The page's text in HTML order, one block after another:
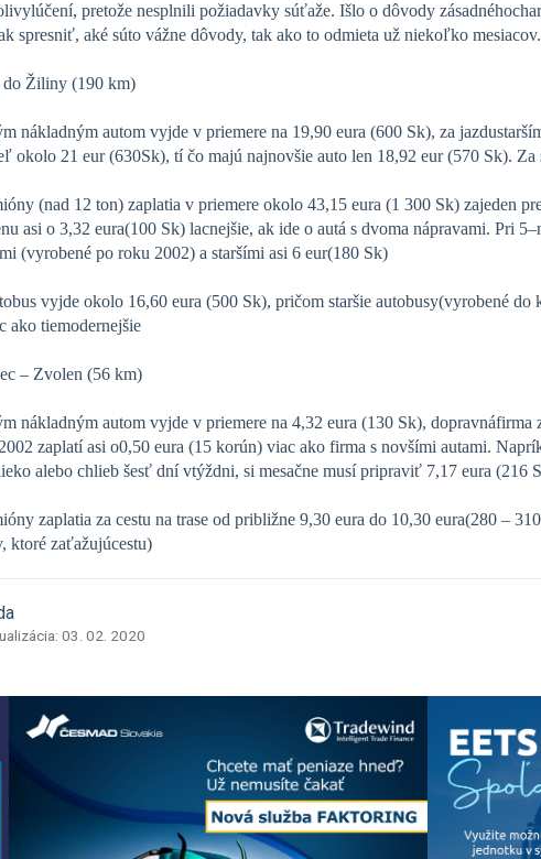
pretože nesplnili požiadavky súťaže. Išlo o dôvody
spresniť, aké súto vážne dôvody, tak ako to odmieta už niekoľko mesiacov.
Žiliny (190 km)
nákladným autom vyjde v priemere na 19,90 eura (600 Sk), za
okolo 21 eur (630Sk), tí čo majú najnovšie auto len 18,92 eur (570 Sk). Za
(nad 12 ton) zaplatia v priemere okolo 43,15 eura (1 300 Sk) zajeden
asi o 3,32 eura(100 Sk) lacnejšie, ak ide o autá s dvoma nápravami. Pri
(vyrobené po roku 2002) a staršími asi 6 eur(180 Sk)
vyjde okolo 16,60 eura (500 Sk), pričom staršie autobusy(vyrobené do
ako tiemodernejšie
– Zvolen (56 km)
nákladným autom vyjde v priemere na 4,32 eura (130 Sk), dopravnáfirma
zaplatí asi o0,50 eura (15 korún) viac ako firma s novšími autami.
alebo chlieb šesť dní vtýždni, si mesačne musí pripraviť 7,17 eura (216
zaplatia za cestu na trase od približne 9,30 eura do 10,30 eura(280 –
ktoré zaťažujúcestu)
03. 02. 2020